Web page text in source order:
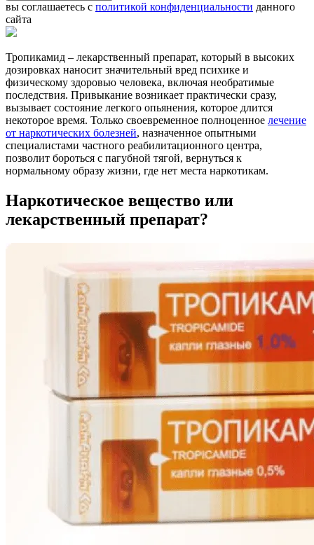
вы соглашаетесь с политикой конфиденциальности данного
сайта
Тропикамид – лекарственный препарат, который в высоких
дозировках наносит значительный вред психике и
физическому здоровью человека, включая необратимые
последствия. Привыкание возникает практически сразу,
вызывает состояние легкого опьянения, которое длится
некоторое время. Только своевременное полноценное лечение
от наркотических болезней, назначенное опытными
специалистами частного реабилитационного центра,
позволит бороться с пагубной тягой, вернуться к
нормальному образу жизни, где нет места наркотикам.
Наркотическое вещество или
лекарственный препарат?